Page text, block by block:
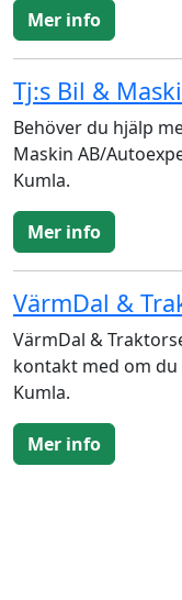
Mer info
Tj:s Bil &
Behöver du hjälp
Maskin AB/
Kumla.
Mer info
VärmDal &
VärmDal &
kontakt med om
Kumla.
Mer info